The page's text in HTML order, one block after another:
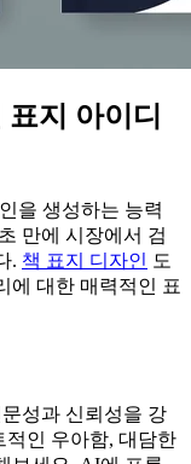
지 아이디
을 생성하는 능력
만에 시장에서 검
. 책 표지 디자인 도
에 대한 매력적인 표
성과 신뢰성을 강
적인 우아함, 대담한